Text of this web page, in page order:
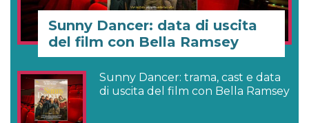
Sunny Dancer: data di uscita
del film con Bella Ramsey
Sunny Dancer: trama, cast e data
di uscita del film con Bella Ramsey